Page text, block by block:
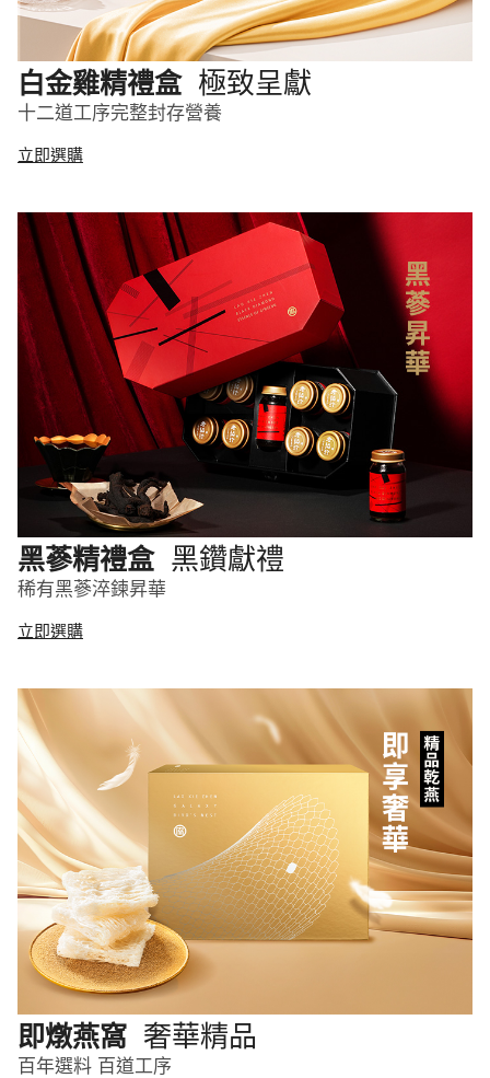
白金雞精禮盒 極致呈獻
十二道工序完整封存營養
立即選購
黑蔘精禮盒 黑鑽獻禮
稀有黑蔘淬鍊昇華
立即選購
即燉燕窩 奢華精品
百年選料 百道工序